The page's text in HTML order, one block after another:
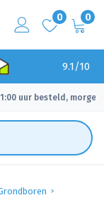
0 0
9.1/10
uur besteld, morgen